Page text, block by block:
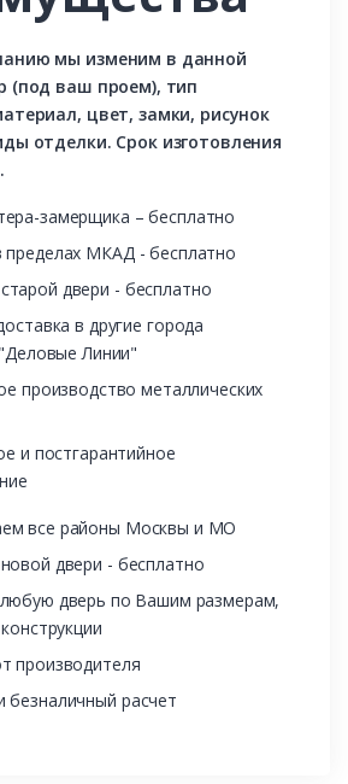
мы изменим в данной
(под ваш проем), тип
цвет, замки, рисунок
отделки. Срок изготовления
замерщика – бесплатно
пределах МКАД - бесплатно
двери - бесплатно
в другие города
Линии"
производство металлических
и постгарантийное
все районы Москвы и МО
двери - бесплатно
дверь по Вашим размерам,
производителя
безналичный расчет